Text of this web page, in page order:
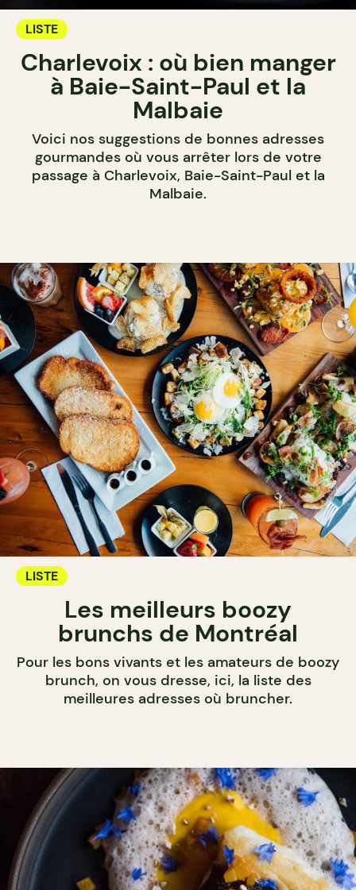
LISTE
Charlevoix : où bien manger
à Baie-Saint-Paul et la
Malbaie
Voici nos suggestions de bonnes adresses
gourmandes où vous arrêter lors de votre
passage à Charlevoix, Baie-Saint-Paul et la
Malbaie.
LISTE
Les meilleurs boozy
brunchs de Montréal
Pour les bons vivants et les amateurs de boozy
brunch, on vous dresse, ici, la liste des
meilleures adresses où bruncher.